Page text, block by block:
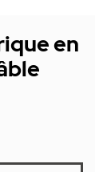
en